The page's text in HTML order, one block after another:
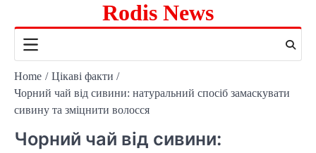
content
Rodis News
Home
Цікаві факти
Чорний чай від сивини: натуральний спосіб замаскувати
сивину та зміцнити волосся
Чорний чай від сивини: